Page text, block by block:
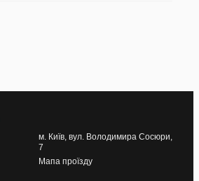
м. Київ, вул. Володимира Сосюри,
7
Мапа проїзду